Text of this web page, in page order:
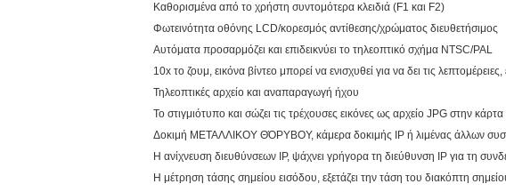
Καθορισμένα από το χρήστη συντομότερα κλειδιά (F1 και F2)
Φωτεινότητα οθόνης LCD/κορεσμός αντίθεσης/χρώματος διευθετήσιμος
Αυτόματα προσαρμόζει και επιδεικνύει το τηλεοπτικό σχήμα NTSC/PAL
10x το ζουμ, εικόνα βίντεο μπορεί να ενισχυθεί για να δει τις
Τηλεοπτικές αρχείο και αναπαραγωγή ήχου
Το στιγμιότυπο και σώζει τις τρέχουσες εικόνες ως αρχείο JPG στην
Δοκιμή ΜΕΤΑΛΛΙΚΟΥ ΘΌΡΥΒΟΥ, κάμερα δοκιμής IP ή λιμένας άλλων
Η ανίχνευση διευθύνσεων IP, ψάχνει γρήγορα τη διεύθυνση IP για τη
Η μέτρηση τάσης σημείου εισόδου, εξετάζει την τάση του διακόπτη